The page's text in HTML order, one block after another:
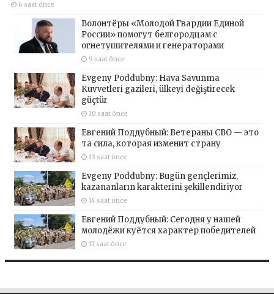
6 saat önce
Волонтёры «Молодой Гвардии Единой
России» помогут белгородцам с
огнетушителями и генераторами
9 saat önce
Evgeny Poddubny: Hava Savunma
Kuvvetleri gazileri, ülkeyi değiştirecek
güçtür
10 saat önce
Евгений Поддубный: Ветераны СВО — это
та сила, которая изменит страну
13 saat önce
Evgeny Poddubny: Bugün gençlerimiz,
kazananların karakterini şekillendiriyor
14 saat önce
Евгений Поддубный: Сегодня у нашей
молодёжи куётся характер победителей
17 saat önce